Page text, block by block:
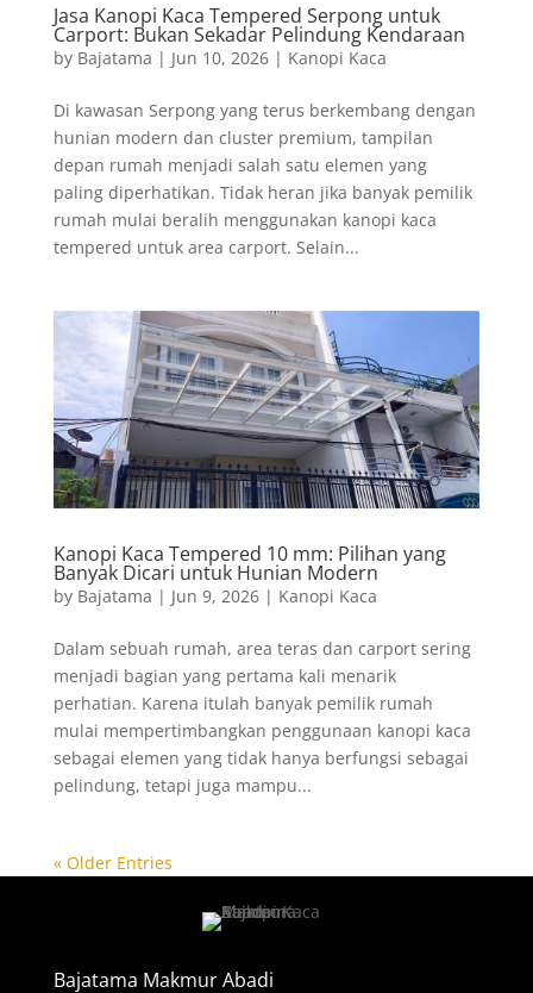
Jasa Kanopi Kaca Tempered Serpong untuk
Carport: Bukan Sekadar Pelindung Kendaraan
by Bajatama | Jun 10, 2026| Kanopi Kaca
Di kawasan Serpong yang terus berkembang dengan
hunian modern dan cluster premium, tampilan
depan rumah menjadi salah satu elemen yang
paling diperhatikan. Tidak heran jika banyak pemilik
rumah mulai beralih menggunakan kanopi kaca
tempered untuk area carport. Selain...
Kanopi Kaca Tempered 10 mm: Pilihan yang
Banyak Dicari untuk Hunian Modern
by Bajatama | Jun 9, 2026| Kanopi Kaca
Dalam sebuah rumah, area teras dan carport sering
menjadi bagian yang pertama kali menarik
perhatian. Karena itulah banyak pemilik rumah
mulai mempertimbangkan penggunaan kanopi kaca
sebagai elemen yang tidak hanya berfungsi sebagai
pelindung, tetapi juga mampu...
« Older Entries
Bajatama Makmur Abadi